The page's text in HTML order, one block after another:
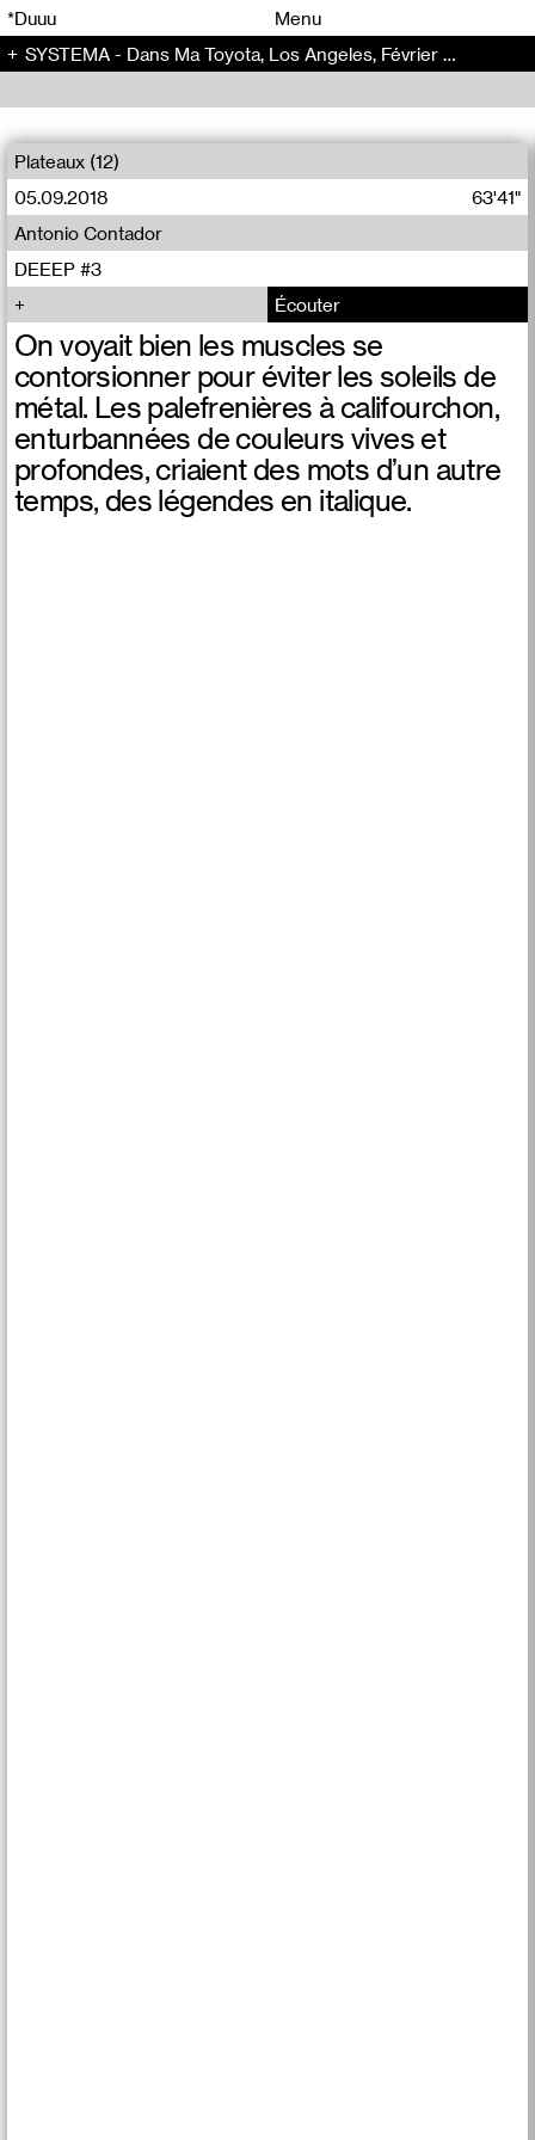
*Duuu
Menu
SYSTEMA - Dans Ma Toyota, Los Angeles, Février 2019 (Trump) - Systema (2)
Plateaux (12)
05.09.2018
63'41"
DEEEP #3
Antonio Contador
Écouter
On voyait bien les muscles se
contorsionner pour éviter les soleils de
métal. Les palefrenières à califourchon,
enturbannées de couleurs vives et
profondes, criaient des mots d’un autre
temps, des légendes en italique.
00 00
00 00